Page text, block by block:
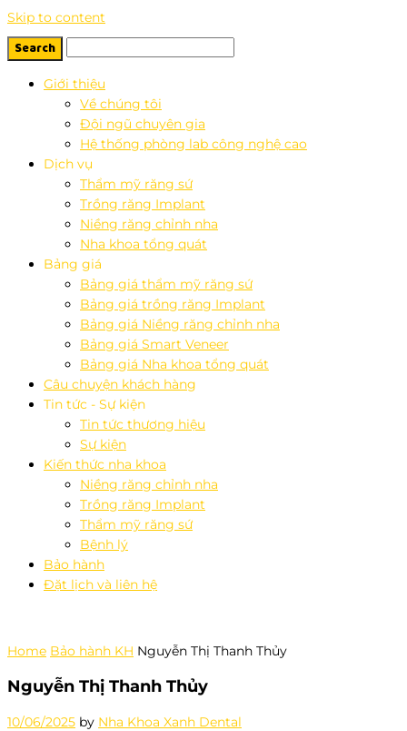
Skip to content
Giới thiệu
Về chúng tôi
Đội ngũ chuyên gia
Hệ thống phòng lab công nghệ cao
Dịch vụ
Thẩm mỹ răng sứ
Trồng răng Implant
Niềng răng chỉnh nha
Nha khoa tổng quát
Bảng giá
Bảng giá thẩm mỹ răng sứ
Bảng giá trồng răng Implant
Bảng giá Niềng răng chỉnh nha
Bảng giá Smart Veneer
Bảng giá Nha khoa tổng quát
Câu chuyện khách hàng
Tin tức - Sự kiện
Tin tức thương hiệu
Sự kiện
Kiến thức nha khoa
Niềng răng chỉnh nha
Trồng răng Implant
Thẩm mỹ răng sứ
Bệnh lý
Bảo hành
Đặt lịch và liên hệ
Home Bảo hành KH Nguyễn Thị Thanh Thủy
Nguyễn Thị Thanh Thủy
10/06/2025 by Nha Khoa Xanh Dental